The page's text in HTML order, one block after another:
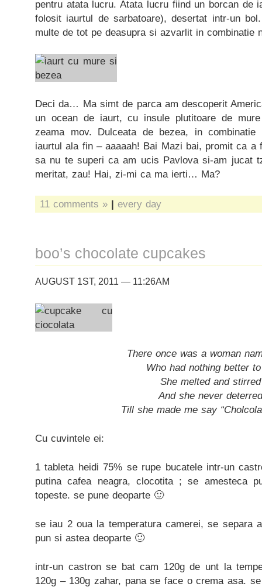
pentru atata lucru. Atata lucru fiind un borcan de
folosit iaurtul de sarbatoare), desertat intr-un
multe de tot pe deasupra si azvarlit in combinatie
Deci da… Ma simt de parca am descoperit
un ocean de iaurt, cu insule plutitoare de
zeama mov. Dulceata de bezea, in
iaurtul ala fin – aaaaah! Bai Mazi bai, promit ca a
sa nu te superi ca am ucis Pavlova si-am jucat
meritat, zau! Hai, zi-mi ca ma ierti… Ma?
11 comments » | every day
boo’s chocolate cupcakes
AUGUST 1ST, 2011 — 11:26AM
There once was a woman
Who had nothing better
She melted and stirred
And she never deterred
Till she made me say
Cu cuvintele ei:
1 tableta heidi 75% se rupe bucatele intr-un
putina cafea neagra, clocotita ; se amesteca
topeste. se pune deoparte 🙂
se iau 2 oua la temperatura camerei, se separa
pun si astea deoparte 🙂
intr-un castron se bat cam 120g de unt la
120g – 130g zahar, pana se face o crema asa.